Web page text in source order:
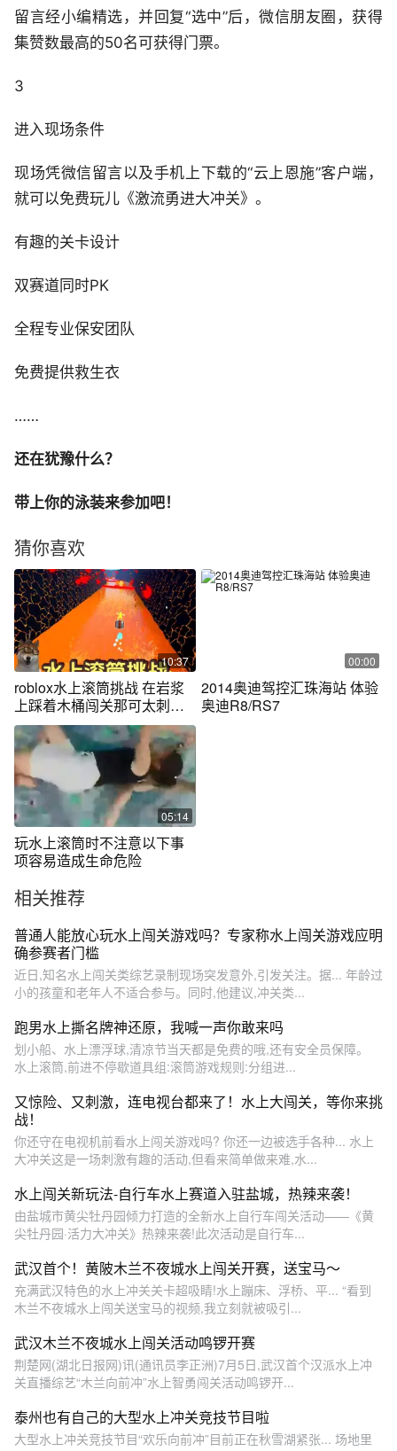
留言经小编精选，并回复“选中”后，微信朋友圈，获得
集赞数最高的50名可获得门票。
3
进入现场条件
现场凭微信留言以及手机上下载的“云上恩施”客户端，
就可以免费玩儿《激流勇进大冲关》。
有趣的关卡设计
双赛道同时PK
全程专业保安团队
免费提供救生衣
……
还在犹豫什么？
带上你的泳装来参加吧！
猜你喜欢
10:37
roblox水上滚筒挑战 在岩浆
上踩着木桶闯关那可太刺激
了！ #游戏
00:00
2014奥迪驾控汇珠海站 体验
奥迪R8/RS7
05:14
玩水上滚筒时不注意以下事
项容易造成生命危险
相关推荐
普通人能放心玩水上闯关游戏吗？专家称水上闯关游戏应明
确参赛者门槛
近日,知名水上闯关类综艺录制现场突发意外,引发关注。据... 年龄过
小的孩童和老年人不适合参与。同时,他建议,冲关类...
跑男水上撕名牌神还原，我喊一声你敢来吗
划小船、水上漂浮球,清凉节当天都是免费的哦,还有安全员保障。
水上滚筒,前进不停歇道具组:滚筒游戏规则:分组进...
又惊险、又刺激，连电视台都来了！水上大闯关，等你来挑
战！
你还守在电视机前看水上闯关游戏吗? 你还一边被选手各种... 水上
大冲关这是一场刺激有趣的活动,但看来简单做来难,水...
水上闯关新玩法-自行车水上赛道入驻盐城，热辣来袭！
由盐城市黄尖牡丹园倾力打造的全新水上自行车闯关活动——《黄
尖牡丹园·活力大冲关》热辣来袭!此次活动是自行车...
武汉首个！黄陂木兰不夜城水上闯关开赛，送宝马～
充满武汉特色的水上冲关关卡超吸睛!水上蹦床、浮桥、平... “看到
木兰不夜城水上闯关送宝马的视频,我立刻就被吸引...
武汉木兰不夜城水上闯关活动鸣锣开赛
荆楚网(湖北日报网)讯(通讯员李正洲)7月5日,武汉首个汉派水上冲
关直播综艺“木兰向前冲”水上智勇闯关活动鸣锣开...
泰州也有自己的大型水上冲关竞技节目啦
大型水上冲关竞技节目“欢乐向前冲”目前正在秋雪湖紧张... 场地里